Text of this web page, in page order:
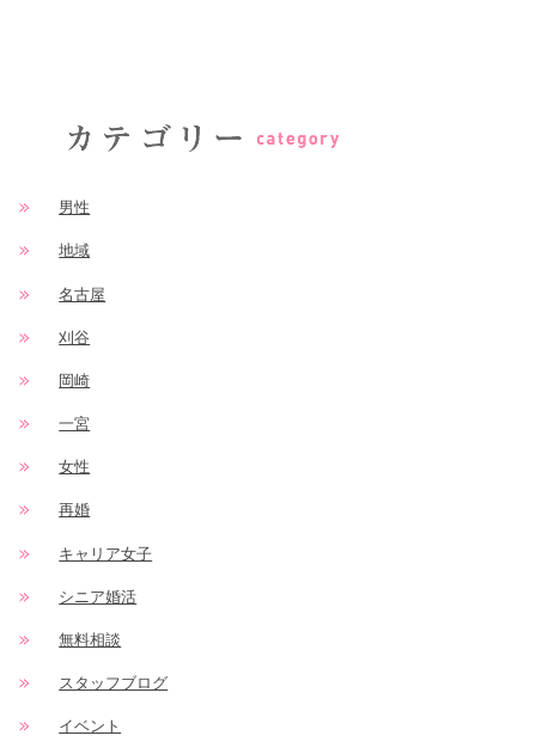
男性
地域
名古屋
刈谷
岡崎
一宮
女性
再婚
キャリア女子
シニア婚活
無料相談
スタッフブログ
イベント